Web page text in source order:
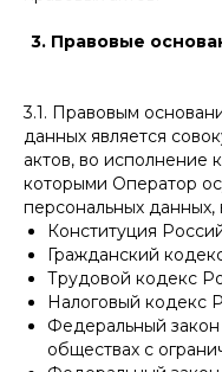
3. Правовые
3.1. Правовым
данных является
актов, во исполнение
которыми Оператор
персональных данных,
Конституция
Гражданский
Трудовой кодекс
Налоговый кодекс
Федеральный
обществах с